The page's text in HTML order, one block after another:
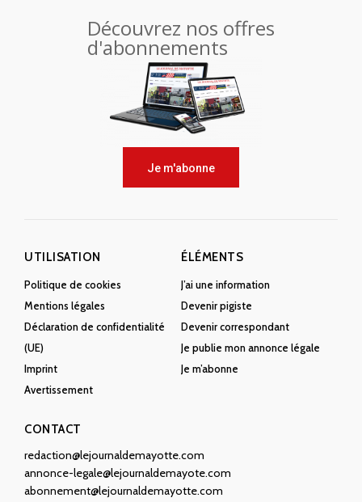
Découvrez nos offres
d'abonnements
Je m'abonne
UTILISATION
Politique de cookies
Mentions légales
Déclaration de confidentialité
(UE)
Imprint
Avertissement
ÉLÉMENTS
J’ai une information
Devenir pigiste
Devenir correspondant
Je publie mon annonce légale
Je m’abonne
CONTACT
redaction@lejournaldemayotte.com
annonce-legale@lejournaldemayote.com
abonnement@lejournaldemayotte.com